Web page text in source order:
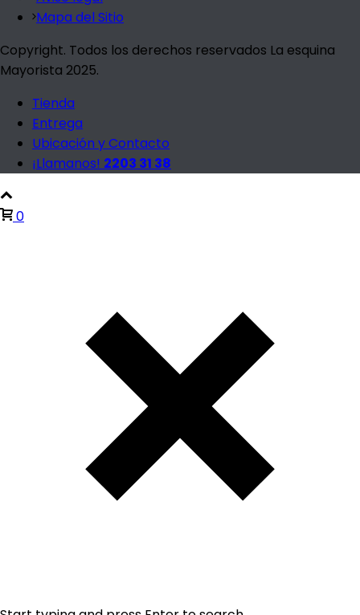
Mapa del Sitio
Copyright. Todos los derechos reservados La esquina
Mayorista 2025.
Tienda
Entrega
Ubicación y Contacto
¡Llamanos! 2203 31 38
0